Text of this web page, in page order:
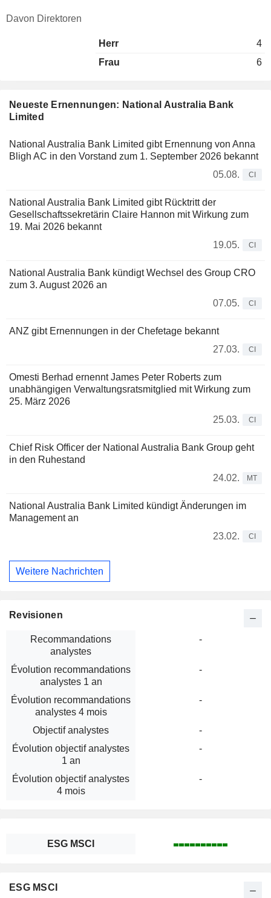
Neueste Ernennungen: National Australia Bank
Limited
National Australia Bank Limited gibt Ernennung von Anna
Bligh AC in den Vorstand zum 1. September 2026 bekannt
05.08.
CI
National Australia Bank Limited gibt Rücktritt der
Gesellschaftssekretärin Claire Hannon mit Wirkung zum
19. Mai 2026 bekannt
19.05.
CI
National Australia Bank kündigt Wechsel des Group CRO
zum 3. August 2026 an
07.05.
CI
ANZ gibt Ernennungen in der Chefetage bekannt
27.03.
CI
Omesti Berhad ernennt James Peter Roberts zum
unabhängigen Verwaltungsratsmitglied mit Wirkung zum
25. März 2026
25.03.
CI
Chief Risk Officer der National Australia Bank Group geht
in den Ruhestand
24.02.
MT
National Australia Bank Limited kündigt Änderungen im
Management an
23.02.
CI
Weitere Nachrichten
Davon Direktoren
Herr
4
Frau
6
Revisionen
Recommandations
analystes
-
Évolution recommandations
analystes 1 an
-
Évolution recommandations
analystes 4 mois
-
Objectif analystes
-
Évolution objectif analystes
1 an
-
Évolution objectif analystes
4 mois
-
ESG MSCI
ESG MSCI